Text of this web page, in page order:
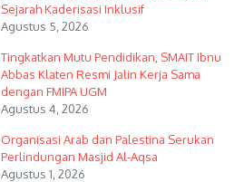
Sejarah Kaderisasi Inklusif
Agustus 5, 2026
Tingkatkan Mutu Pendidikan, SMAIT Ibnu
Abbas Klaten Resmi Jalin Kerja Sama
dengan FMIPA UGM
Agustus 4, 2026
Organisasi Arab dan Palestina Serukan
Perlindungan Masjid Al-Aqsa
Agustus 1, 2026